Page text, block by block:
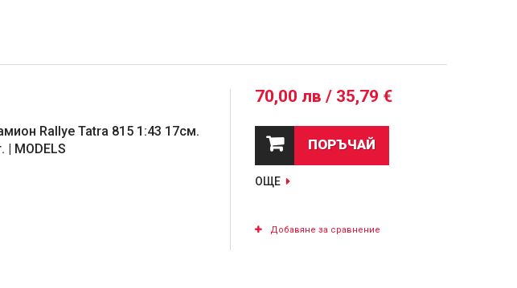
Rallye Tatra 815 1:43 17см.
| MODELS
70,00 лв / 35,79 €
ПОРЪЧАЙ
ОЩЕ
Добавяне за сравнение